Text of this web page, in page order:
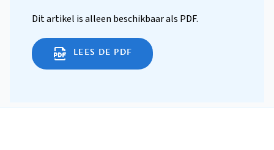
Dit artikel is alleen beschikbaar als PDF.
LEES DE PDF